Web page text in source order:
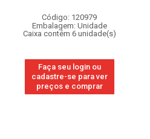
Código: 120979
Embalagem: Unidade
Caixa contém 6 unidade(s)
Faça seu login ou
cadastre-se para ver
preços e comprar